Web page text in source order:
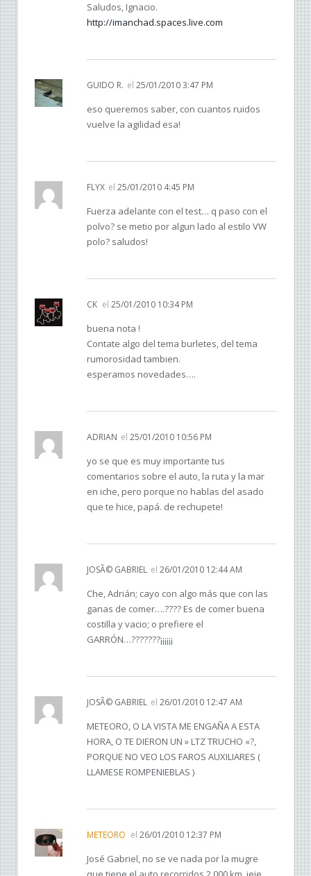
Saludos, Ignacio.
http://imanchad.spaces.live.com
GUIDO R. el 25/01/2010 3:47 PM
eso queremos saber, con cuantos ruidos
vuelve la agilidad esa!
FLYX el 25/01/2010 4:45 PM
Fuerza adelante con el test… q paso con el
polvo? se metio por algun lado al estilo VW
polo? saludos!
CK el 25/01/2010 10:34 PM
buena nota !
Contate algo del tema burletes, del tema
rumorosidad tambien.
esperamos novedades….
ADRIAN el 25/01/2010 10:56 PM
yo se que es muy importante tus
comentarios sobre el auto, la ruta y la mar
en iche, pero porque no hablas del asado
que te hice, papá. de rechupete!
JOSÃ© GABRIEL el 26/01/2010 12:44 AM
Che, Adrián; cayo con algo más que con las
ganas de comer….???? Es de comer buena
costilla y vacio; o prefiere el
GARRÓN…???????¡¡¡¡¡¡
JOSÃ© GABRIEL el 26/01/2010 12:47 AM
METEORO, O LA VISTA ME ENGAÑA A ESTA
HORA, O TE DIERON UN » LTZ TRUCHO «?,
PORQUE NO VEO LOS FAROS AUXILIARES (
LLAMESE ROMPENIEBLAS )
METEORO el 26/01/2010 12:37 PM
José Gabriel, no se ve nada por la mugre